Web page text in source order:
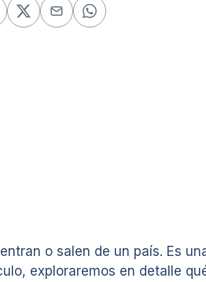
o salen de un país. Es
exploraremos en detalle